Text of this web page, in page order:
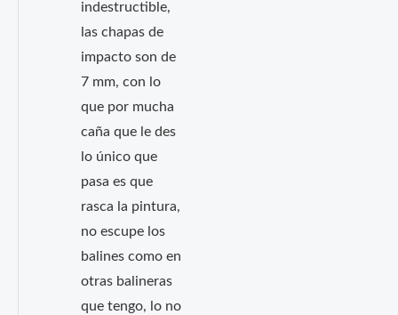
indestructible,
las chapas de
impacto son de
7 mm, con lo
que por mucha
caña que le des
lo único que
pasa es que
rasca la pintura,
no escupe los
balines como en
otras balineras
que tengo, lo no